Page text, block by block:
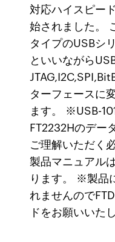
対応ハイスピー
始されました。
タイプのUSBシ
といいながら
ターフェースに
ます。 ※USB-
FT2232Hのデー
ご理解いただく
製品マニュアル
ります。 ※製品
れませんので
ドをお願いいた